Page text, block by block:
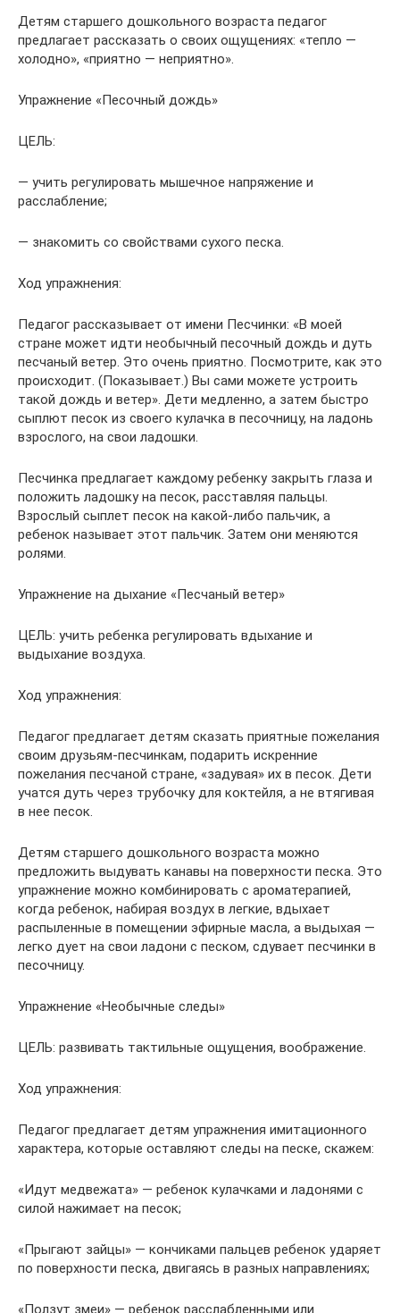
Детям старшего дошкольного возраста педагог
предлагает рассказать о своих ощущениях: «тепло —
холодно», «приятно — неприятно».
Упражнение «Песочный дождь»
ЦЕЛЬ:
— учить регулировать мышечное напряжение и
расслабление;
— знакомить со свойствами сухого песка.
Ход упражнения:
Педагог рассказывает от имени Песчинки: «В моей
стране может идти необычный песочный дождь и дуть
песчаный ветер. Это очень приятно. Посмотрите, как это
происходит. (Показывает.) Вы сами можете устроить
такой дождь и ветер». Дети медленно, а затем быстро
сыплют песок из своего кулачка в песочницу, на ладонь
взрослого, на свои ладошки.
Песчинка предлагает каждому ребенку закрыть глаза и
положить ладошку на песок, расставляя пальцы.
Взрослый сыплет песок на какой-либо пальчик, а
ребенок называет этот пальчик. Затем они меняются
ролями.
Упражнение на дыхание «Песчаный ветер»
ЦЕЛЬ: учить ребенка регулировать вдыхание и
выдыхание воздуха.
Ход упражнения:
Педагог предлагает детям сказать приятные пожелания
своим друзьям-песчинкам, подарить искренние
пожелания песчаной стране, «задувая» их в песок. Дети
учатся дуть через трубочку для коктейля, а не втягивая
в нее песок.
Детям старшего дошкольного возраста можно
предложить выдувать канавы на поверхности песка. Это
упражнение можно комбинировать с ароматерапией,
когда ребенок, набирая воздух в легкие, вдыхает
распыленные в помещении эфирные масла, а выдыхая —
легко дует на свои ладони с песком, сдувает песчинки в
песочницу.
Упражнение «Необычные следы»
ЦЕЛЬ: развивать тактильные ощущения, воображение.
Ход упражнения:
Педагог предлагает детям упражнения имитационного
характера, которые оставляют следы на песке, скажем:
«Идут медвежата» — ребенок кулачками и ладонями с
силой нажимает на песок;
«Прыгают зайцы» — кончиками пальцев ребенок ударяет
по поверхности песка, двигаясь в разных направлениях;
«Ползут змеи» — ребенок расслабленными или